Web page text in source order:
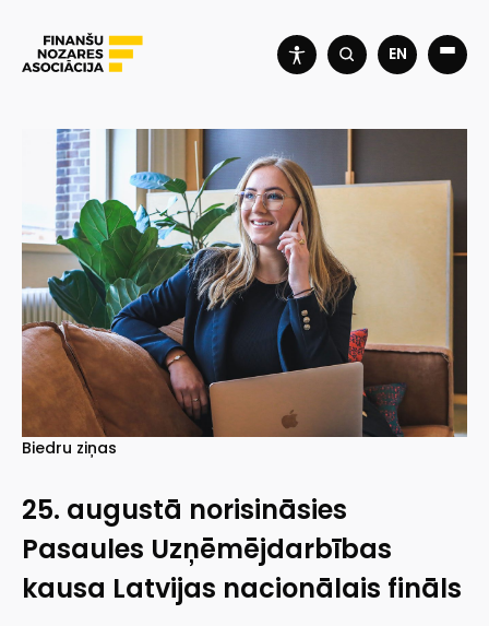
EN
Biedru ziņas
25. augustā norisināsies
Pasaules Uzņēmējdarbības
kausa Latvijas nacionālais fināls